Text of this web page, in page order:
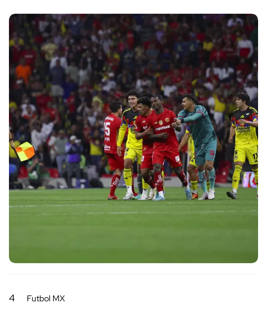
4 Futbol MX